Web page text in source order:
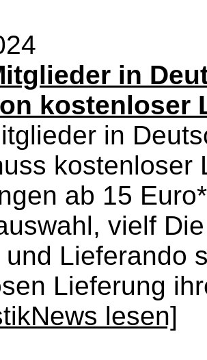
in
kostenloser
in
kostenloser
ab 15
vielf
Lieferando
Lieferung
lesen]